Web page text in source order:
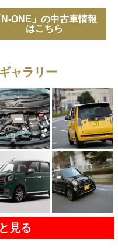
N-ONE」の中古車情報
はこちら
ャラリー
見る